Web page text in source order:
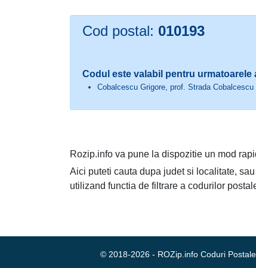
Cod postal: 010193
Codul este valabil pentru urmatoarele
Cobalcescu Grigore, prof. Strada
Rozip.info va pune la dispozitie un mod
Aici puteti cauta dupa judet si localitate,
utilizand functia de filtrare a codurilor
© 2018-2026 - ROZip.info Coduri